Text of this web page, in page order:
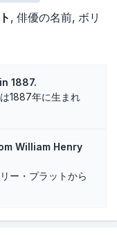
俳優の名前 ボリ
1887.
1887年に生まれ
William Henry
ー・プラットから